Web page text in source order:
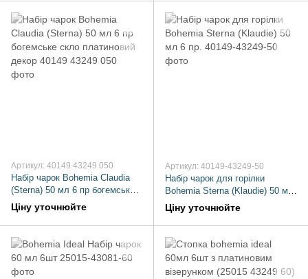
Артикул: 40149 43249 050
Набір чарок Bohemia Claudia
(Sterna) 50 мл 6 пр богемське
скло платиновий декор
Ціну уточнюйте
Артикул: 40149-43249-50
Набір чарок для горілки
Bohemia Sterna (Klaudie) 50 мл
6 пр.
Ціну уточнюйте